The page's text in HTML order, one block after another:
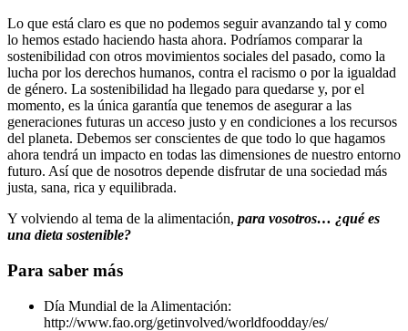
Lo que está claro es que no podemos seguir avanzando tal y como
lo hemos estado haciendo hasta ahora. Podríamos comparar la
sostenibilidad con otros movimientos sociales del pasado, como la
lucha por los derechos humanos, contra el racismo o por la igualdad
de género. La sostenibilidad ha llegado para quedarse y, por el
momento, es la única garantía que tenemos de asegurar a las
generaciones futuras un acceso justo y en condiciones a los recursos
del planeta. Debemos ser conscientes de que todo lo que hagamos
ahora tendrá un impacto en todas las dimensiones de nuestro entorno
futuro. Así que de nosotros depende disfrutar de una sociedad más
justa, sana, rica y equilibrada.
Y volviendo al tema de la alimentación, para vosotros… ¿qué es
una dieta sostenible?
Para saber más
Día Mundial de la Alimentación:
http://www.fao.org/getinvolved/worldfoodday/es/